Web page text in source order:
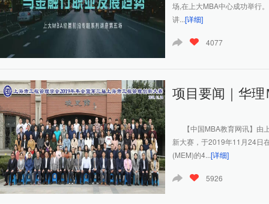
场,在上大MBA中心成功举行
讲...[详细]
4077
项目要闻｜华
【中国MBA教育网讯】由
新大赛，于2019年11月24日
(MEM)的4...[详细]
5926